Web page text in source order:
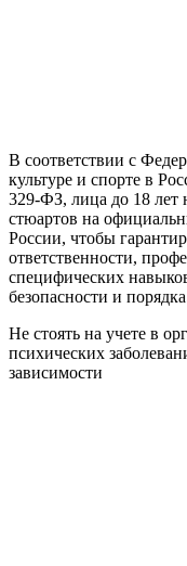
В соответствии с
культуре и спорте в
329-ФЗ, лица до 18 лет
стюартов на
России, чтобы
ответственности,
специфических
безопасности и
Не стоять на учете в
психических
зависимости